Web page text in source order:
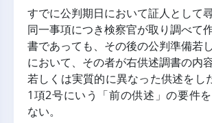
すでに公判期日において証人として
同一事項につき検察官が取り調べて
書であっても、その後の公判準備若
において、その者が右供述調書の内
若しくは実質的に異なった供述をし
1項2号にいう「前の供述」の要件
ない。